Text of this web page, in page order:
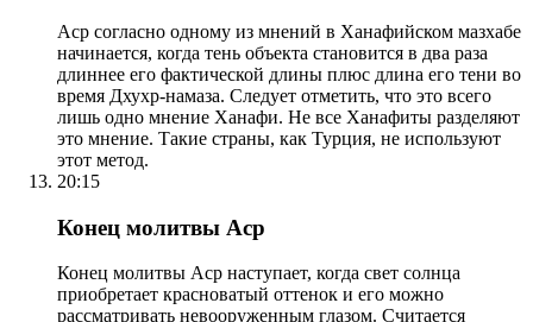
Аср согласно одному из мнений в Ханафийском мазхабе
начинается, когда тень объекта становится в два раза
длиннее его фактической длины плюс длина его тени во
время Дхухр-намаза. Следует отметить, что это всего
лишь одно мнение Ханафи. Не все Ханафиты разделяют
это мнение. Такие страны, как Турция, не используют
этот метод.
20:15
Конец молитвы Аср
Конец молитвы Аср наступает, когда свет солнца
приобретает красноватый оттенок и его можно
рассматривать невооруженным глазом. Считается